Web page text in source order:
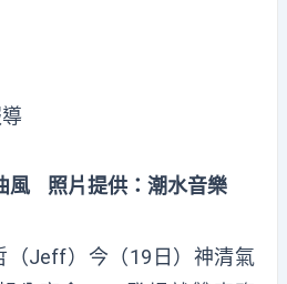
風 照片提供：潮水音樂
（Jeff）今（19日）神清氣